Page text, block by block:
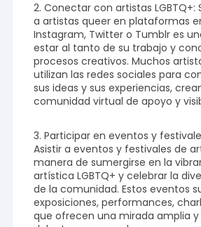
2. Conectar con artistas LGBTQ+:
a artistas queer en plataformas
Instagram, Twitter o Tumblr es
estar al tanto de su trabajo y
procesos creativos. Muchos
utilizan las redes sociales para
sus ideas y sus experiencias,
comunidad virtual de apoyo y
3. Participar en eventos y
Asistir a eventos y festivales de
manera de sumergirse en la
artística LGBTQ+ y celebrar la
de la comunidad. Estos eventos
exposiciones, performances,
que ofrecen una mirada amplia